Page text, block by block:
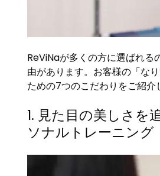
ReViNaが多くの方に選ばれる
由があります。お客様の「な
ための7つのこだわりをご紹介
1. 見た目の美しさを
ソナルトレーニング